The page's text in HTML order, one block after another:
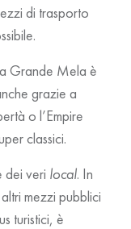
di trasporto
Grande Mela è
grazie a
o l’Empire
classici.
dei veri local. In
mezzi pubblici
turistici, è